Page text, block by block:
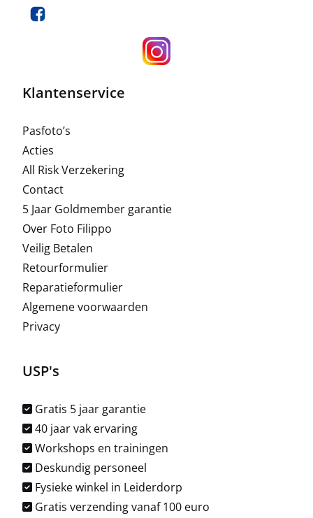
Klantenservice
Pasfoto’s
Acties
All Risk Verzekering
Contact
5 Jaar Goldmember garantie
Over Foto Filippo
Veilig Betalen
Retourformulier
Reparatieformulier
Algemene voorwaarden
Privacy
USP's
Gratis 5 jaar garantie
40 jaar vak ervaring
Workshops en trainingen
Deskundig personeel
Fysieke winkel in Leiderdorp
Gratis verzending vanaf 100 euro